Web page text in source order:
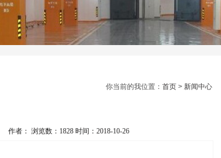
你当前的我位置： 首页 > 新闻中心
作者： 浏览数：1828 时间：2018-10-26